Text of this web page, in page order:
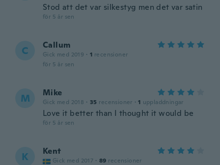
Stod att det var silkestyg men det var satin
för 5 år sen
C Callum
Gick med 2019 · 1 recensioner
för 5 år sen
M Mike
Gick med 2018 · 35 recensioner · 1 uppladdningar
Love it better than I thought it would be
för 5 år sen
K Kent
Gick med 2017 · 89 recensioner